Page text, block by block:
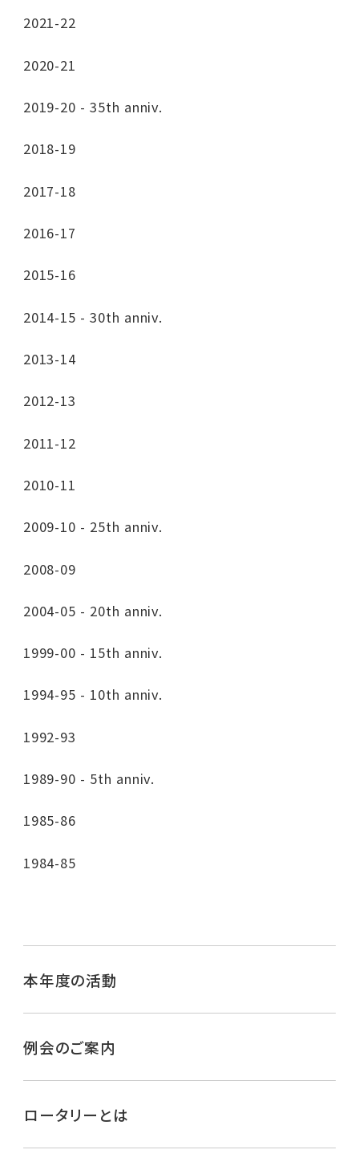
2021-22
2020-21
2019-20 - 35th anniv.
2018-19
2017-18
2016-17
2015-16
2014-15 - 30th anniv.
2013-14
2012-13
2011-12
2010-11
2009-10 - 25th anniv.
2008-09
2004-05 - 20th anniv.
1999-00 - 15th anniv.
1994-95 - 10th anniv.
1992-93
1989-90 - 5th anniv.
1985-86
1984-85
本年度の活動
例会のご案内
ロータリーとは